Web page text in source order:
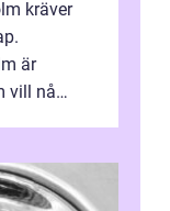
kräver
är
vill nå